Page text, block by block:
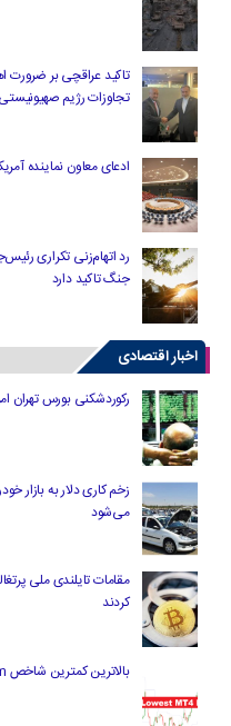
تاکید عراقچی بر ضرورت
تجاوزات رژیم صهیونیستی
ادعای معاون نماینده
رد اتهام‌زنی تکراری
جنگ تاکید دارد
اخبار اقتصادی
رکوردشکنی بورس تهران امروز ۱۲ مهر ۱۴۰۴| بازار سهام
زخم کاری دلار به بازار
می‌شود
کردند
بالاترین کمترین شاخص MT4 – forexmt4indicators.com